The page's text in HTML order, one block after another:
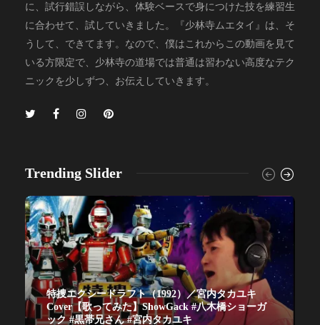
に、試行錯誤しながら、体験ベースで身につけた技を練習生
に合わせて、試していきました。『少林寺ムエタイ』は、そ
うして、できてます。なので、僕はこれからこの動画を見て
いる方限定で、少林寺の道場では普通は習わない高度なテク
ニックを少しずつ、お伝えしていきます。
Trending Slider
特捜エクシードラフト（1992）／宮内タカユキ
Cover【歌ってみた】ShowGack #八木橋ショーガ
ック #黒帯兄さん #宮内タカユキ